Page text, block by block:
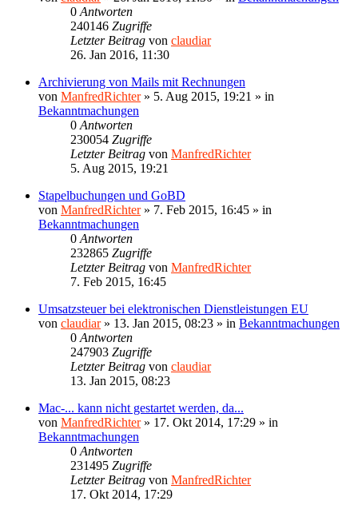
0 Antworten
240146 Zugriffe
Letzter Beitrag von claudiar
26. Jan 2016, 11:30
Archivierung von Mails mit Rechnungen
von ManfredRichter» 5. Aug 2015, 19:21 » in
Bekanntmachungen
0 Antworten
230054 Zugriffe
Letzter Beitrag von ManfredRichter
5. Aug 2015, 19:21
Stapelbuchungen und GoBD
von ManfredRichter» 7. Feb 2015, 16:45 » in
Bekanntmachungen
0 Antworten
232865 Zugriffe
Letzter Beitrag von ManfredRichter
7. Feb 2015, 16:45
Umsatzsteuer bei elektronischen Dienstleistungen EU
von claudiar» 13. Jan 2015, 08:23 » in Bekanntmachungen
0 Antworten
247903 Zugriffe
Letzter Beitrag von claudiar
13. Jan 2015, 08:23
Mac-... kann nicht gestartet werden, da...
von ManfredRichter» 17. Okt 2014, 17:29 » in
Bekanntmachungen
0 Antworten
231495 Zugriffe
Letzter Beitrag von ManfredRichter
17. Okt 2014, 17:29